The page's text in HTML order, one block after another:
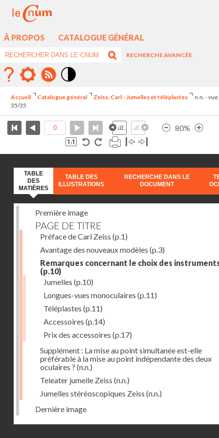
À PROPOS CATALOGUE GÉNÉRAL
RECHERCHE AVANCÉE
élévé
Accueil Catalogue général Zeiss, Carl - Jumelles et téléplastes
n.n. - vue
35/35
80%
TABLE
DES
MATIÈRES
TABLE DES
ILLUSTRATIONS
RECHERCHE DANS LE
DOCUMENT
Première image
PAGE DE TITRE
Préface de Carl Zeiss (p.1)
Avantage des nouveaux modèles (p.3)
Remarques concernant le choix des
(p.10)
Jumelles (p.10)
Longues-vues monoculaires (p.11)
Téléplastes (p.11)
Accessoires (p.14)
Prix des accessoires (p.17)
Supplément : La mise au point simultanée est-elle
préférable à la mise au point indépendante des deux
oculaires ? (n.n.)
Teleater jumelle Zeiss (n.n.)
Jumelles stéréoscopiques Zeiss (n.n.)
Dernière image